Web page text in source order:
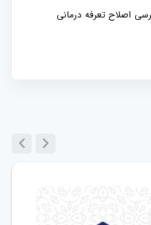
اصلاح تعرفه درمانی